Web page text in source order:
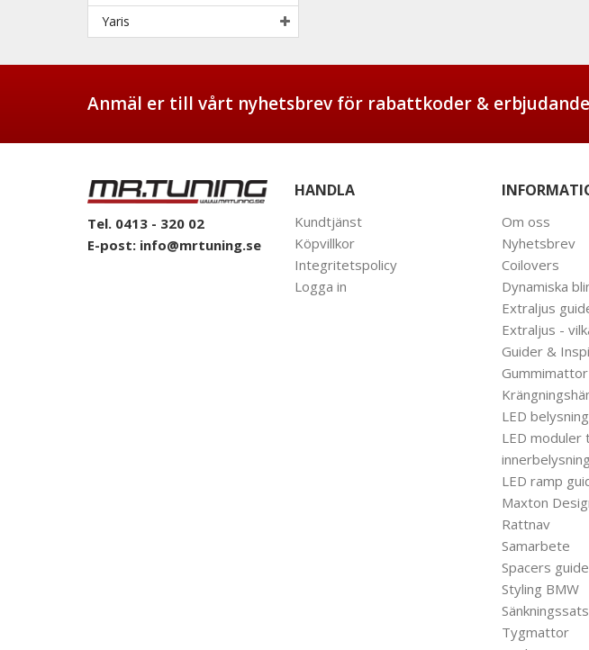
Yaris
Anmäl er till vårt nyhetsbrev för rabattkoder &
Tel. 0413 - 320 02
E-post: info@mrtuning.se
HANDLA
Kundtjänst
Köpvillkor
Integritetspolicy
Logga in
Om oss
Nyhetsbrev
Coilovers
Dynamiska
Extraljus
Extraljus -
Guider &
Gummimattor
LED belysning
LED moduler
innerbelysning
LED ramp
Maxton
Rattnav
Samarbete
Spacers guide
Styling BMW
Sänkningssats
Tygmattor